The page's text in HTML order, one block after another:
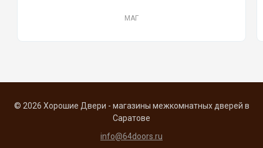
МАГ
© 2026 Хорошие Двери - магазины межкомнатных дверей в
Саратове
info@64doors.ru